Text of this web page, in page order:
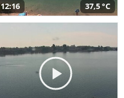
12:16 37,5 °C